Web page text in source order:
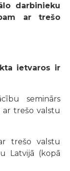
darbinieku
ar trešo
ietvaros ir
seminārs
ar trešo valstu
trešo valstu
Latvijā (kopā